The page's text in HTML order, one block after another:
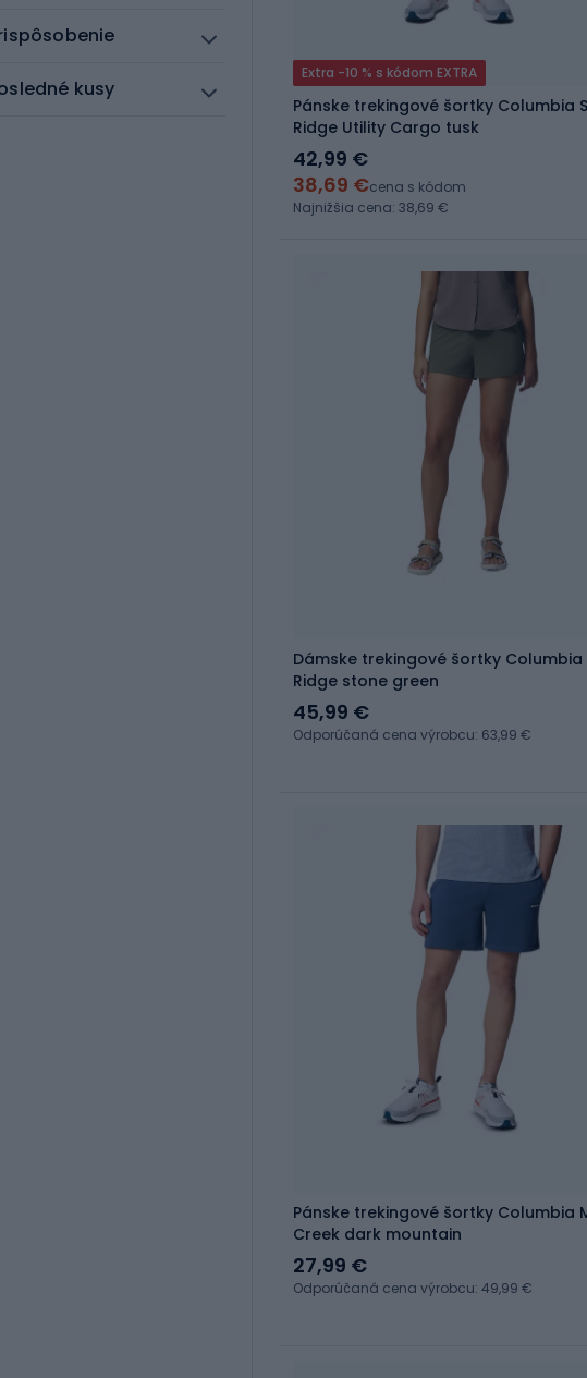
kusy
Extra -10 % s kódom EXTRA
Pánske trekingové šortky Columbia
Ridge Utility Cargo tusk
42,99 €
38,69 €cena s kódom
Najnižšia cena: 38,69 €
Dámske trekingové šortky Columbia
Ridge stone green
45,99 €
Odporúčaná cena výrobcu: 63,99 €
Pánske trekingové šortky Columbia
Creek dark mountain
27,99 €
Odporúčaná cena výrobcu: 49,99 €